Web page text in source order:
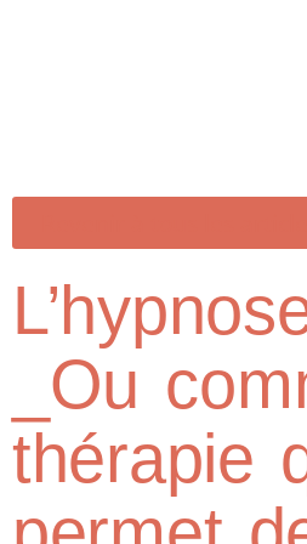
_Ou
thérapie